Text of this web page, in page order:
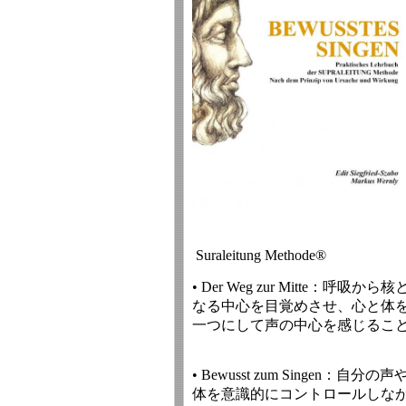
Suraleitung Methode®
• Der Weg zur Mitte：呼吸から核と
なる中心を目覚めさせ、心と体
一つにして声の中心を感じること
• Bewusst zum Singen：自分の声
体を意識的にコントロールしな